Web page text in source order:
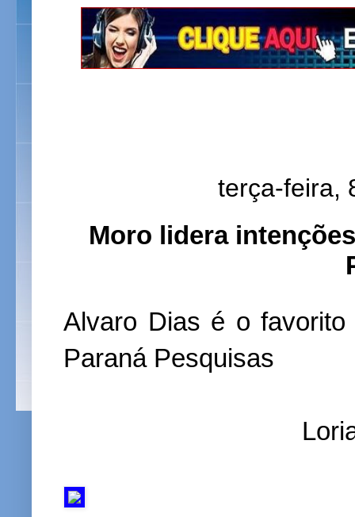
terça-feira,
Moro lidera
Alvaro Dias é o
Paraná Pesquisas